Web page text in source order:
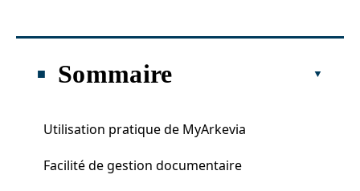
Sommaire
Utilisation pratique de MyArkevia
Facilité de gestion documentaire